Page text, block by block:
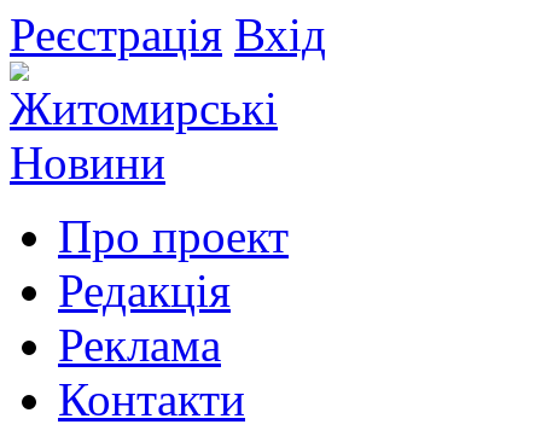
Реєстрація Вхід
Про проект
Редакція
Реклама
Контакти